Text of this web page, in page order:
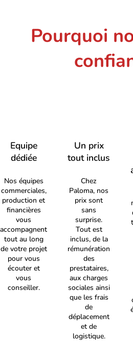
Pourquoi
Equipe
dédiée
Nos équipes
commerciales,
production et
financières
vous
accompagnent
tout au long
de votre projet
pour vous
écouter et
vous
conseiller.
Un prix
tout inclus
Chez
Paloma, nos
prix sont
sans
surprise.
Tout est
inclus, de la
rémunération
des
prestataires,
aux charges
sociales ainsi
que les frais
de
déplacement
et de
logistique.